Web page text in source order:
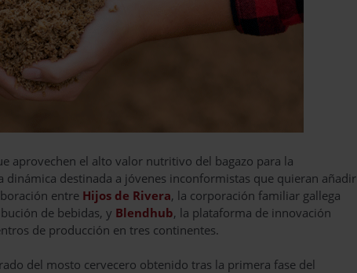
aprovechen el alto valor nutritivo del bagazo para la
destinada a jóvenes inconformistas que quieran añadir
entre Hijos de Rivera, la corporación familiar gallega
de bebidas, y Blendhub, la plataforma de innovación
de producción en tres continentes.
del mosto cervecero obtenido tras la primera fase del